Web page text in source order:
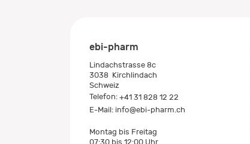
ebi-pharm
Lindachstrasse 8c
3038 Kirchlindach
Schweiz
Telefon: +41 31 828 12 22
E-Mail: info@ebi-pharm.ch
Montag bis Freitag
07:30 bis 12:00 Uhr